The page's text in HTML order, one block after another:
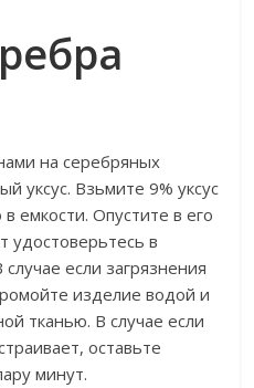
на серебряных
уксус. Взьмите 9% уксус
емкости. Опустите в его
удостоверьтесь в
если загрязнения
изделие водой и
тканью. В случае если
оставьте
минут.